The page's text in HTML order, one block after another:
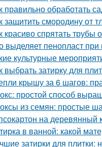
правильно обработать
защитить смородину от
красиво спрятать
выделяет пенопласт при
культурные
выбрать затирку для
крышу за 6 шагов:
простой способ
из семян: простые
на деревянный
в ванной: какой
затирки для плитки: